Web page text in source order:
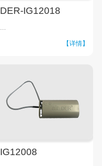
DER-IG12018
【详情】
IG12008